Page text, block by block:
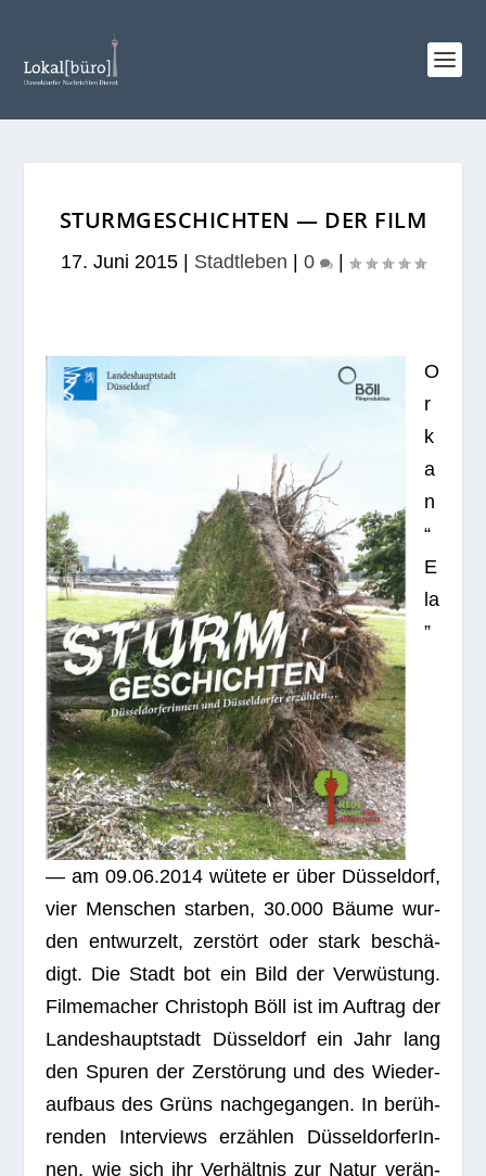
STURMGESCHICHTEN — DER FILM
17. Juni 2015 Stadtleben 0
O
r
k
a
n
“
E
la
”
— am 09.06.2014 wütete er über Düs­sel­dorf,
vier Men­schen star­ben, 30.000 Bäume wur­
den ent­wur­zelt, zer­stört oder stark beschä­
digt. Die Stadt bot ein Bild der Ver­wüs­tung.
Fil­me­ma­cher Chris­toph Böll ist im Auf­trag der
Lan­des­haupt­stadt Düs­sel­dorf ein Jahr lang
den Spu­ren der Zer­stö­rung und des Wie­der­
auf­baus des Grüns nach­ge­gan­gen. In berüh­
ren­den Inter­views erzäh­len Düs­sel­dor­fe­rIn­
nen, wie sich ihr Ver­hält­nis zur Natur ver­än­